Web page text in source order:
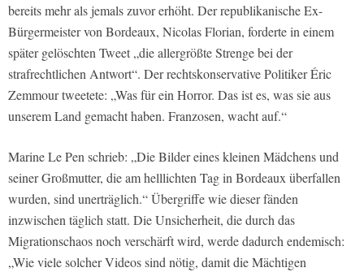
bereits mehr als jemals zuvor erhöht. Der republikanische Ex-
Bürgermeister von Bordeaux, Nicolas Florian, forderte in einem
später gelöschten Tweet „die allergrößte Strenge bei der
strafrechtlichen Antwort“. Der rechtskonservative Politiker Éric
Zemmour tweetete: „Was für ein Horror. Das ist es, was sie aus
unserem Land gemacht haben. Franzosen, wacht auf.“
Marine Le Pen schrieb: „Die Bilder eines kleinen Mädchens und
seiner Großmutter, die am helllichten Tag in Bordeaux überfallen
wurden, sind unerträglich.“ Übergriffe wie dieser fänden
inzwischen täglich statt. Die Unsicherheit, die durch das
Migrationschaos noch verschärft wird, werde dadurch endemisch:
„Wie viele solcher Videos sind nötig, damit die Mächtigen